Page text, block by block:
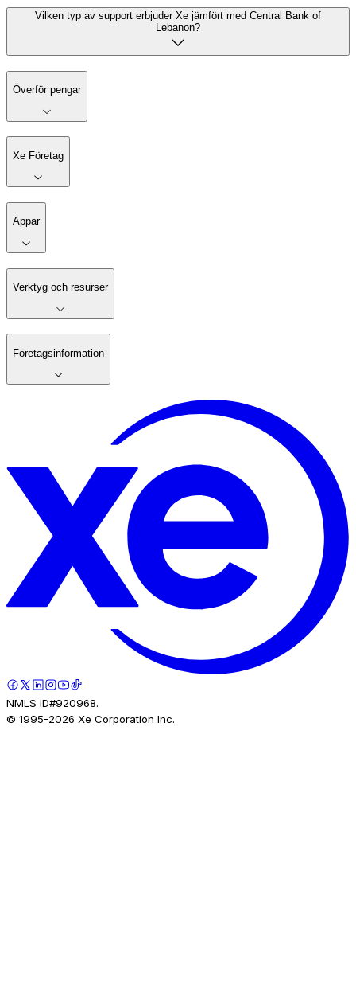
Vilken typ av support erbjuder Xe jämfört med Central Bank of
Lebanon?
Överför pengar
Xe Företag
Appar
Verktyg och resurser
Företagsinformation
NMLS ID#920968.
© 1995-2026 Xe Corporation Inc.